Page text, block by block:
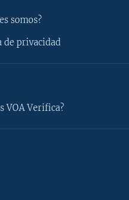
somos?
de privacidad
VOA Verifica?